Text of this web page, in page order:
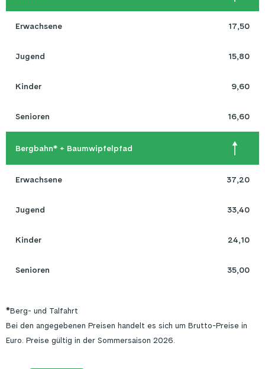
Erwachsene 17,50
Jugend 15,80
Kinder 9,60
Senioren 16,60
Bergbahn* + Baumwipfelpfad
Erwachsene 37,20
Jugend 33,40
Kinder 24,10
Senioren 35,00
*Berg- und Talfahrt
Bei den angegebenen Preisen handelt es sich um Brutto-Preise in
Euro. Preise gültig in der Sommersaison 2026.